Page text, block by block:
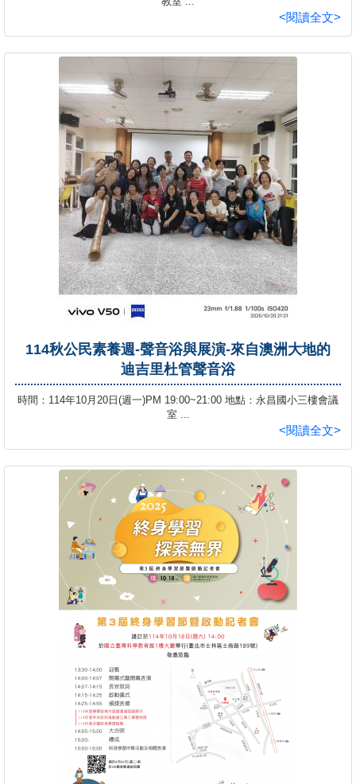
<閱讀全文>
114秋公民素養週-聲音浴與展演-來自澳洲大地的
迪吉里杜管聲音浴
時間：114年10月20日(週一)PM 19:00~21:00 地點：永昌國小三樓會議
室 ...
<閱讀全文>